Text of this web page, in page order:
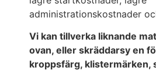
administrationskostnader
Vi kan tillverka liknande
ovan, eller skräddarsy en
kroppsfärg, klistermärken,